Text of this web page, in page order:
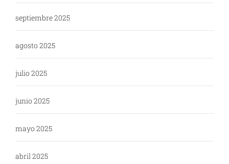
septiembre 2025
agosto 2025
julio 2025
junio 2025
mayo 2025
abril 2025